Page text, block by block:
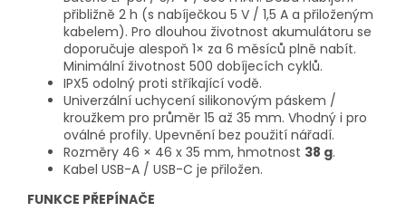
přibližně 2 h (s nabíječkou 5 V / 1,5 A a přiloženým
kabelem). Pro dlouhou životnost akumulátoru se
doporučuje alespoň 1× za 6 měsíců plně nabít.
Minimální životnost 500 dobíjecích cyklů.
IPX5 odolný proti stříkající vodě.
Univerzální uchycení silikonovým páskem /
kroužkem pro průměr 15 až 35 mm. Vhodný i pro
oválné profily. Upevnění bez použití nářadí.
Rozměry 46 × 46 x 35 mm, hmotnost 38 g.
Kabel USB-A / USB-C je přiložen.
FUNKCE PŘEPÍNAČE